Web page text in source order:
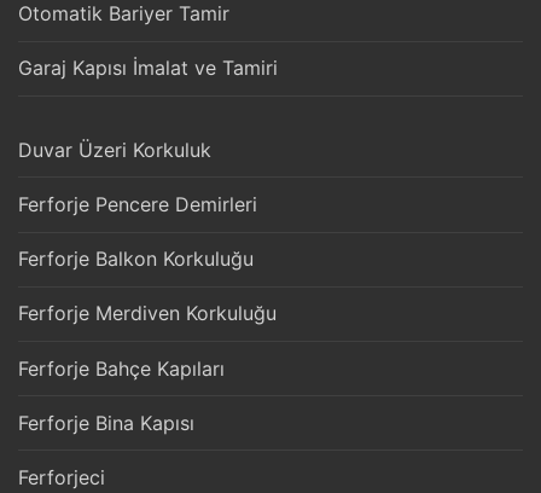
Otomatik Bariyer Tamir
Garaj Kapısı İmalat ve Tamiri
Duvar Üzeri Korkuluk
Ferforje Pencere Demirleri
Ferforje Balkon Korkuluğu
Ferforje Merdiven Korkuluğu
Ferforje Bahçe Kapıları
Ferforje Bina Kapısı
Ferforjeci